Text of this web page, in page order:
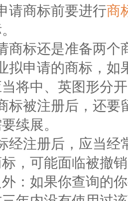
请商标前要进行商
商标还是准备两个
拟申请的商标，如
将中、英图形分
标被注册后，还要
续展。
经注册后，应当经
，可能面临被撤
：如果你查询的